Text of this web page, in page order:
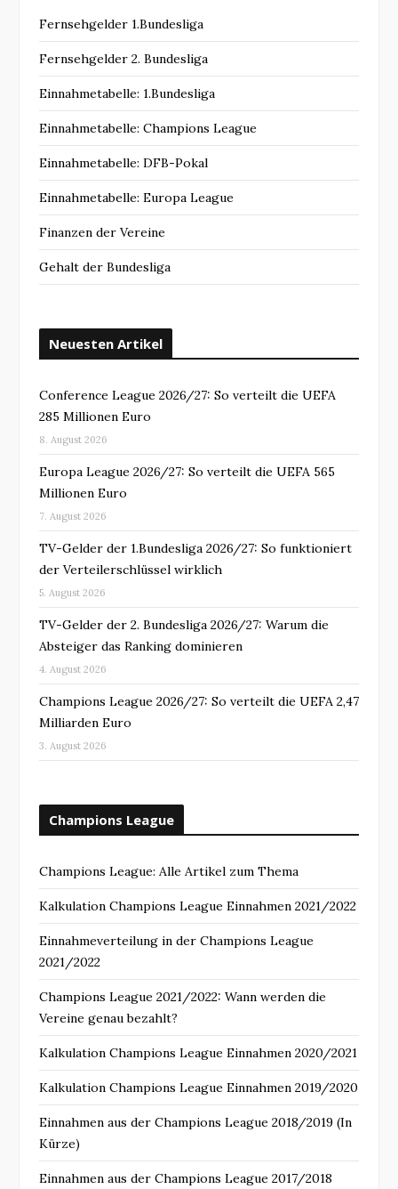
Fernsehgelder 1.Bundesliga
Fernsehgelder 2. Bundesliga
Einnahmetabelle: 1.Bundesliga
Einnahmetabelle: Champions League
Einnahmetabelle: DFB-Pokal
Einnahmetabelle: Europa League
Finanzen der Vereine
Gehalt der Bundesliga
Neuesten Artikel
Conference League 2026/27: So verteilt die UEFA
285 Millionen Euro
8. August 2026
Europa League 2026/27: So verteilt die UEFA 565
Millionen Euro
7. August 2026
TV-Gelder der 1.Bundesliga 2026/27: So funktioniert
der Verteilerschlüssel wirklich
5. August 2026
TV-Gelder der 2. Bundesliga 2026/27: Warum die
Absteiger das Ranking dominieren
4. August 2026
Champions League 2026/27: So verteilt die UEFA 2,47
Milliarden Euro
3. August 2026
Champions League
Champions League: Alle Artikel zum Thema
Kalkulation Champions League Einnahmen 2021/2022
Einnahmeverteilung in der Champions League
2021/2022
Champions League 2021/2022: Wann werden die
Vereine genau bezahlt?
Kalkulation Champions League Einnahmen 2020/2021
Kalkulation Champions League Einnahmen 2019/2020
Einnahmen aus der Champions League 2018/2019 (In
Kürze)
Einnahmen aus der Champions League 2017/2018